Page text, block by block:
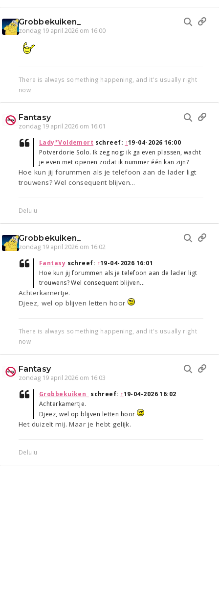
Grobbekuiken_
zondag 19 april 2026 om 16:00
There is always something happening, and it's usually right
now
Fantasy
zondag 19 april 2026 om 16:01
Lady*Voldemort schreef: ↑19-04-2026 16:00
Potverdorie Solo. Ik zeg nog: ik ga even plassen, wacht
je even met openen zodat ik nummer één kan zijn?
Hoe kun jij forummen als je telefoon aan de lader ligt
trouwens? Wel consequent blijven...
Delulu
Grobbekuiken_
zondag 19 april 2026 om 16:02
Fantasy schreef: ↑19-04-2026 16:01
Hoe kun jij forummen als je telefoon aan de lader ligt
trouwens? Wel consequent blijven...
Achterkamertje.
Djeez, wel op blijven letten hoor
There is always something happening, and it's usually right
now
Fantasy
zondag 19 april 2026 om 16:03
Grobbekuiken_
schreef: ↑19-04-2026 16:02
Achterkamertje.
Djeez, wel op blijven letten hoor
Het duizelt mij. Maar je hebt gelijk.
Delulu